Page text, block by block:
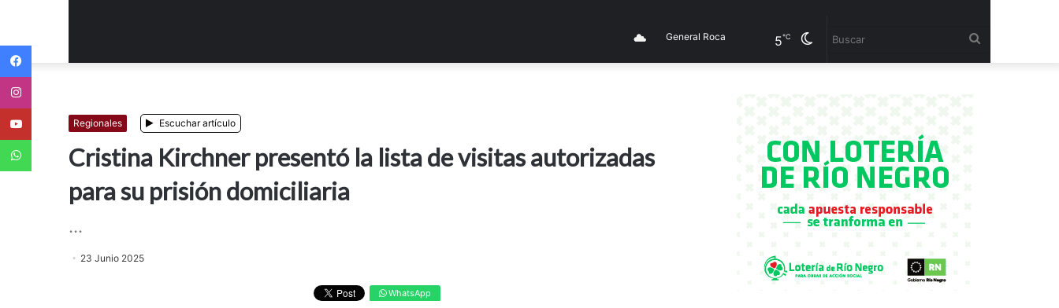
Cambiar
General Roca 5℃
Regionales Escuchar artículo
Cristina Kirchner presentó la lista de visitas autorizadas
para su prisión domiciliaria
...
23 Junio 2025
WhatsApp